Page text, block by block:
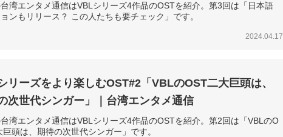
湾エンタメ通信はVBLシリーズ4作品のOSTを紹介。第3回は「日本語
ンもリリース？ この人たちも要チェック」です。
2024.04.17
リーズをより楽しむOST#2「VBLのOST二大巨頭は、
次世代シンガー」｜台湾エンタメ通信
湾エンタメ通信はVBLシリーズ4作品のOSTを紹介。第2回は「VBLのO
巨頭は、期待の次世代シンガー」です。